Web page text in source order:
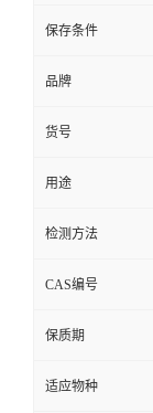
保存条件
品牌
货号
用途
检测方法
CAS编号
保质期
适应物种